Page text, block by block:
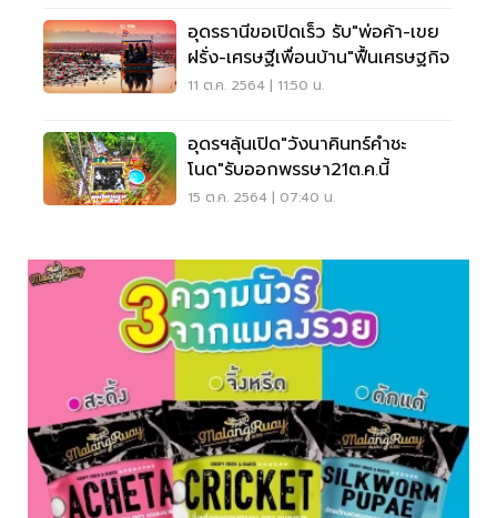
อุดรธานีขอเปิดเร็ว รับ"พ่อค้า-เขย
ฝรั่ง-เศรษฐีเพื่อนบ้าน"ฟื้นเศรษฐกิจ
11 ต.ค. 2564 | 11:50 น.
อุดรฯลุ้นเปิด"วังนาคินทร์คำชะ
โนด"รับออกพรรษา21ต.ค.นี้
15 ต.ค. 2564 | 07:40 น.